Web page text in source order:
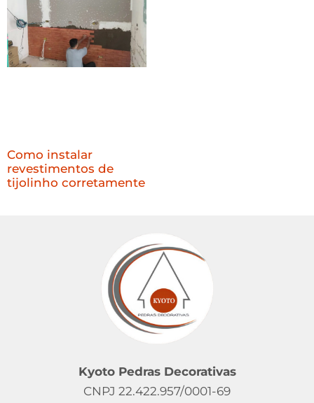
Como instalar
revestimentos de
tijolinho corretamente
Kyoto Pedras Decorativas
CNPJ 22.422.957/0001-69